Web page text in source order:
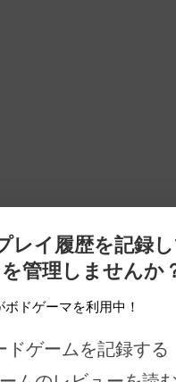
イ履歴を記録し
管理しませんか
ボドゲーマを利用中！
ドゲームを記録する